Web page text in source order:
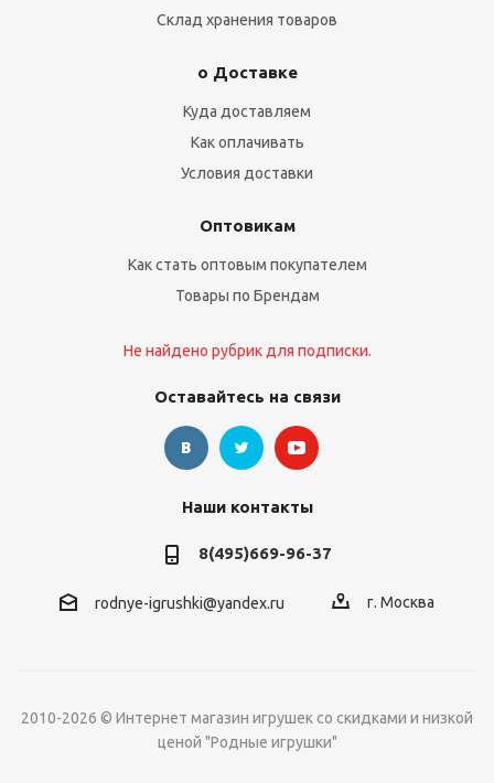
Склад хранения товаров
о Доставке
Куда доставляем
Как оплачивать
Условия доставки
Оптовикам
Как стать оптовым покупателем
Товары по Брендам
Не найдено рубрик для подписки.
Оставайтесь на связи
Наши контакты
8(495)669-96-37
rodnye-igrushki@yandex.ru г. Москва
2010-2026 © Интернет магазин игрушек со скидками и низкой
ценой "Родные игрушки"